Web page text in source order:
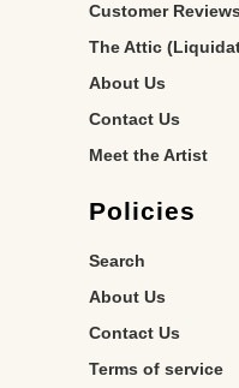
Customer Reviews
The Attic
About Us
Contact Us
Meet the Artist
Policies
Search
About Us
Contact Us
Terms of service